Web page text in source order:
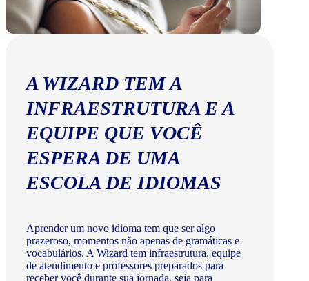
A WIZARD TEM A
INFRAESTRUTURA E A
EQUIPE QUE VOCÊ
ESPERA DE UMA
ESCOLA DE IDIOMAS
Aprender um novo idioma tem que ser algo
prazeroso, momentos não apenas de gramáticas e
vocabulários. A Wizard tem infraestrutura, equipe
de atendimento e professores preparados para
receber você durante sua jornada, seja para